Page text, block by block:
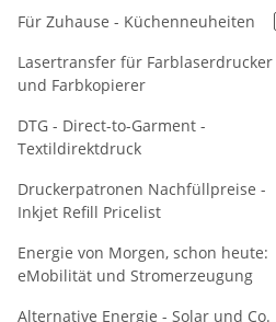
Für Zuhause - Küchenneuheiten
Lasertransfer für Farblaserdrucker
und Farbkopierer
DTG - Direct-to-Garment -
Textildirektdruck
Druckerpatronen Nachfüllpreise -
Inkjet Refill Pricelist
Energie von Morgen, schon heute:
eMobilität und Stromerzeugung
Alternative Energie - Solar und Co.